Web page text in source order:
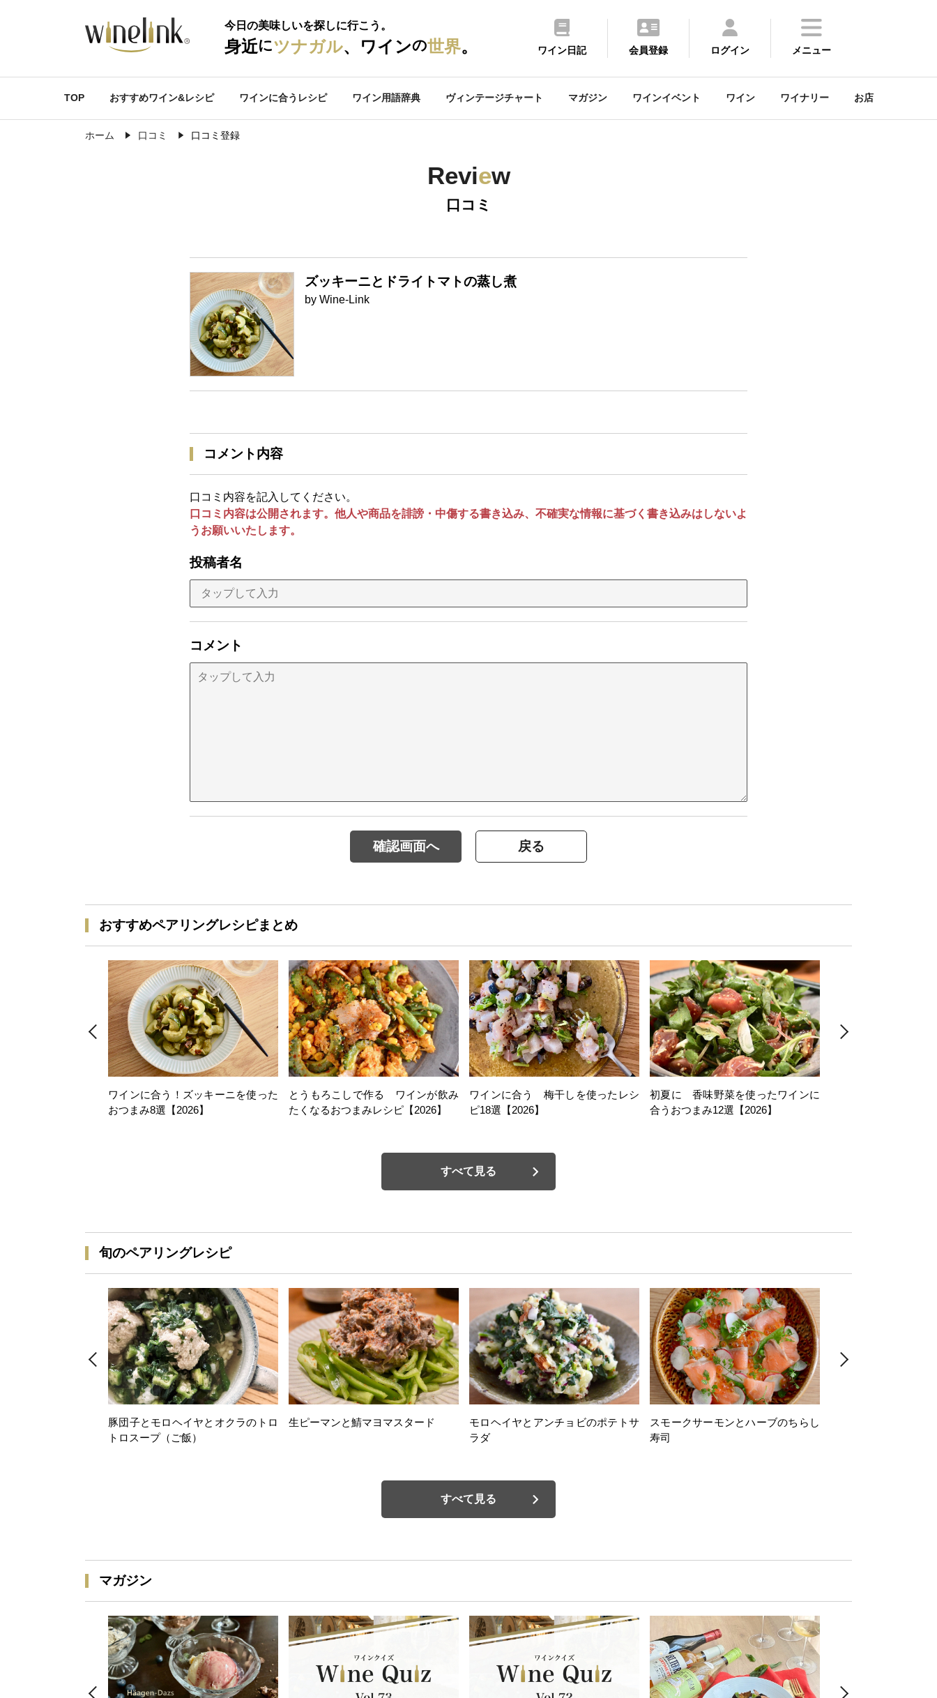
今日の美味しいを探しに行こう。
身近にツナガル、ワインの世界。 ワイン日記 会員登録 ログイン メニュー
TOP おすすめワイン&レシピ ワインに合うレシピ ワイン用語辞典 ヴィンテージチャート マガジン ワインイベント ワイン ワイナリー お店
ホーム 口コミ 口コミ登録
Review
口コミ
ズッキーニとドライトマトの蒸し煮
by Wine-Link
コメント内容
口コミ内容を記入してください。
口コミ内容は公開されます。他人や商品を誹謗・中傷する書き込み、不確実な情報に基づく書き込みはしないよ
うお願いいたします。
投稿者名
コメント
確認画面へ 戻る
おすすめペアリングレシピまとめ
ワインに合う！ズッキーニを使った
おつまみ8選【2026】
とうもろこしで作る ワインが飲み
たくなるおつまみレシピ【2026】
ワインに合う 梅干しを使ったレシ
ピ18選【2026】
初夏に 香味野菜を使ったワインに
合うおつまみ12選【2026】
すべて見る
旬のペアリングレシピ
豚団子とモロヘイヤとオクラのトロ
トロスープ（ご飯）
生ピーマンと鯖マヨマスタード
モロヘイヤとアンチョビのポテトサ
ラダ
スモークサーモンとハーブのちらし
寿司
すべて見る
マガジン